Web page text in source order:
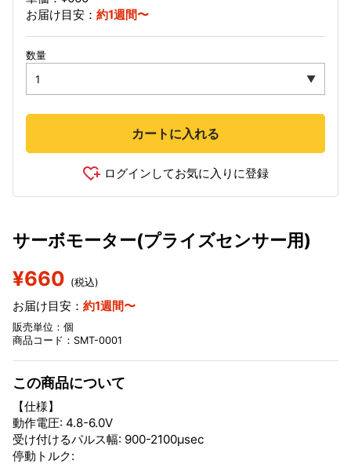
サーボモーター(プライズセンサー用)
¥660 (税込)
お届け目安： 約1週間〜
販売単位：個
商品コード：SMT-0001
この商品について
【仕様】
動作電圧: 4.8-6.0V
受け付けるパルス幅: 900-2100μsec
停動トルク:
お届け目安： 約1週間〜
数量
カートに入れる
ログインしてお気に入りに登録